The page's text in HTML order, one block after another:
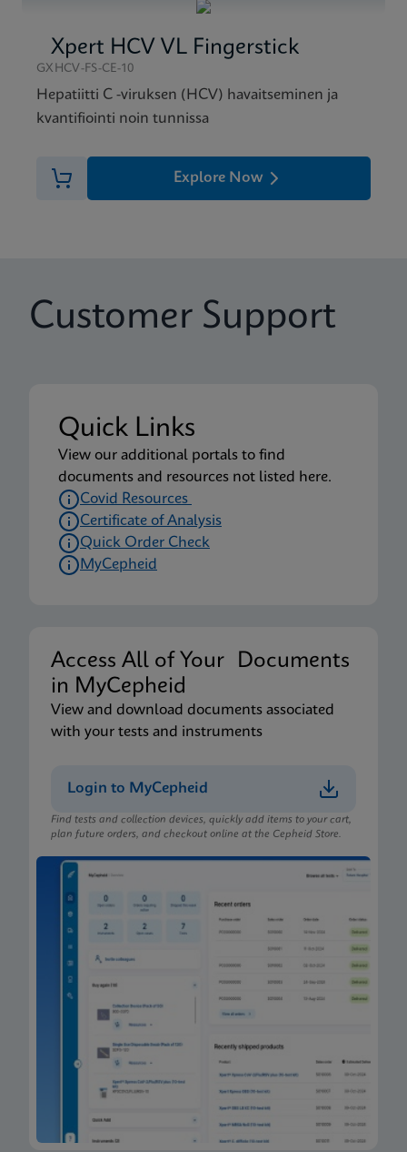
Xpert HCV VL Fingerstick
GXHCV-FS-CE-10
Hepatiitti C -viruksen (HCV) havaitseminen ja
kvantifiointi noin tunnissa
Explore Now
Customer Support
Quick Links
View our additional portals to find
documents and resources not listed here.
Covid Resources
Certificate of Analysis
Quick Order Check
MyCepheid
Access All of Your Documents
in MyCepheid
View and download documents associated
with your tests and instruments
Login to MyCepheid
Find tests and collection devices, quickly add items to your cart,
plan future orders, and checkout online at the Cepheid Store.